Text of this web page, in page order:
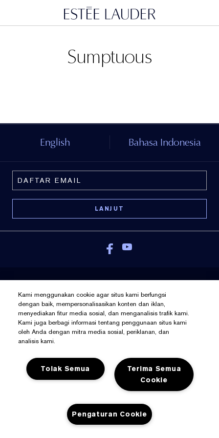
Sumptuous
English Bahasa Indonesia
Syarat Dan Ketentuan
Kelola Cookies
© Hak Cipta Pada Estée Lauder Inc
Kami menggunakan cookie agar situs kami berfungsi
dengan baik, mempersonalisasikan konten dan iklan,
menyediakan fitur media sosial, dan menganalisis trafik kami.
Kami juga berbagi informasi tentang penggunaan situs kami
oleh Anda dengan mitra media sosial, periklanan, dan
analisis kami.
Terima Semua
Cookie
Tolak Semua
Pengaturan Cookie